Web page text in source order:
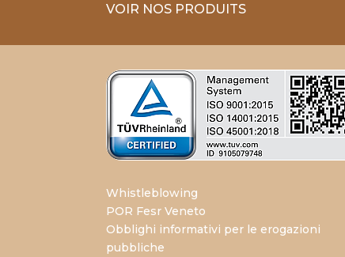
VOIR NOS PRODUITS
Whistleblowing
POR Fesr Veneto
Obblighi informativi per le erogazioni
pubbliche